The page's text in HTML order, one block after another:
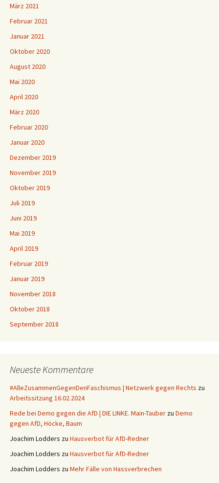
März 2021
Februar 2021
Januar 2021
Oktober 2020
August 2020
Mai 2020
April 2020
März 2020
Februar 2020
Januar 2020
Dezember 2019
November 2019
Oktober 2019
Juli 2019
Juni 2019
Mai 2019
April 2019
Februar 2019
Januar 2019
November 2018
Oktober 2018
September 2018
Neueste Kommentare
#AlleZusammenGegenDenFaschismus | Netzwerk gegen Rechts zu
Arbeitssitzung 16.02.2024
Rede bei Demo gegen die AfD | DIE LINKE. Main-Tauber zu Demo
gegen AfD, Höcke, Baum
Joachim Lodders zu Hausverbot für AfD-Redner
Joachim Lodders zu Hausverbot für AfD-Redner
Joachim Lodders zu Mehr Fälle von Hassverbrechen